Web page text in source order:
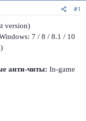
#1
version)
7 / 8 / 8.1 / 10
анти-читы: In-game